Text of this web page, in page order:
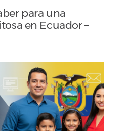
para una
en Ecuador –